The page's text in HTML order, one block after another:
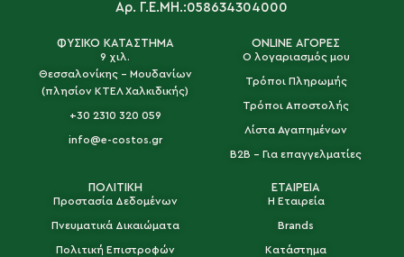
Αρ. Γ.Ε.ΜΗ.:058634304000
ΦΥΣΙΚΟ ΚΑΤΑΣΤΗΜΑ
9 χιλ.
Θεσσαλονίκης - Μουδανίων
(πλησίον ΚΤΕΛ Χαλκιδικής)
+30 2310 320 059
info@e-costos.gr
ONLINE ΑΓΟΡΕΣ
Ο λογαριασμός μου
Τρόποι Πληρωμής
Τρόποι Αποστολής
Λίστα Αγαπημένων
B2B - Για επαγγελματίες
ΠΟΛΙΤΙΚΗ
Προστασία Δεδομένων
Πνευματικά Δικαιώματα
Πολιτική Επιστροφών
ΕΤΑΙΡΕΙΑ
Η Εταιρεία
Brands
Κατάστημα